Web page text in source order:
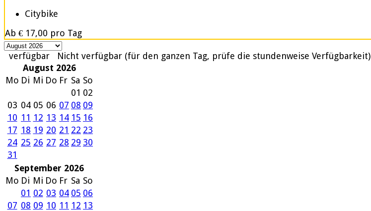
Citybike
Ab € 17,00 pro Tag
verfügbar
Nicht verfügbar (für den ganzen Tag, prüfe die stundenweise Verfügbarkeit)
August 2026
Mo Di Mi Do Fr Sa So
01 02
03 04 05 06 07 08 09
10 11 12 13 14 15 16
17 18 19 20 21 22 23
24 25 26 27 28 29 30
31
September 2026
Mo Di Mi Do Fr Sa So
01 02 03 04 05 06
07 08 09 10 11 12 13